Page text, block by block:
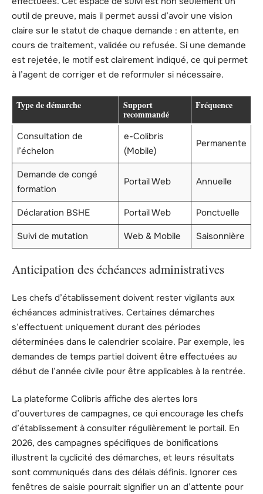
outil de preuve, mais il permet aussi d’avoir une vision
claire sur le statut de chaque demande : en attente, en
cours de traitement, validée ou refusée. Si une demande
est rejetée, le motif est clairement indiqué, ce qui permet
à l’agent de corriger et de reformuler si nécessaire.
Type de démarche Support
recommandé
Fréquence
Consultation de
l’échelon
e-Colibris
(Mobile)
Permanente
Demande de congé
formation
Portail Web Annuelle
Déclaration BSHE Portail Web
Ponctuelle
Suivi de mutation
Web & Mobile Saisonnière
Anticipation des échéances administratives
Les chefs d’établissement doivent rester vigilants aux
échéances administratives. Certaines démarches
s’effectuent uniquement durant des périodes
déterminées dans le calendrier scolaire. Par exemple, les
demandes de temps partiel doivent être effectuées au
début de l’année civile pour être applicables à la rentrée.
La plateforme Colibris affiche des alertes lors
d’ouvertures de campagnes, ce qui encourage les chefs
d’établissement à consulter régulièrement le portail. En
2026, des campagnes spécifiques de bonifications
illustrent la cyclicité des démarches, et leurs résultats
sont communiqués dans des délais définis. Ignorer ces
fenêtres de saisie pourrait signifier un an d’attente pour